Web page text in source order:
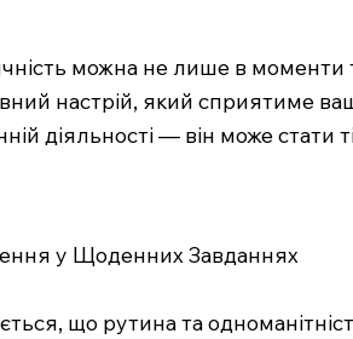
можна не лише в моменти
настрій, який сприятиме
діяльності — він може
у Щоденних Завданнях
що рутина та